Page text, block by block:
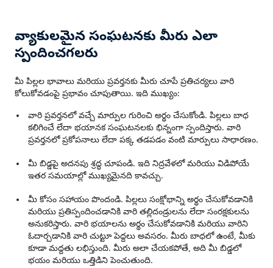
వ్యాకులమైన సంఘటనకు మీరు ఎలా
స్పందించగలరు
మీ పిల్లల భావాలు మరియు ప్రవర్తనకు మీరు చూపే ప్రతిచర్యలు వారి
కోలుకోవడంపై ప్రభావం చూపుతాయి. ఇది ముఖ్యం:
వారి ప్రవర్తనలో వచ్చే మార్పుల గురించి అర్థం చేసుకోండి. పిల్లలు బాధ
కలిగించే లేదా భయానక సంఘటనలకు భిన్నంగా స్పందిస్తారు. వారి
ప్రవర్తనలో ప్రకోపనాలు లేదా పక్క తడపడం వంటి మార్పులు సాధారణం.
మీ బిడ్డపై అదనపు శ్రద్ధ చూపండి. ఇది నిద్రవేళలో మరియు విడిపోయే
ఇతర సమయాల్లో ముఖ్యమైనది కావచ్చు.
మీ కోసం సహాయం పొందండి. పిల్లలు సంక్షోభాన్ని అర్థం చేసుకోవడానికి
మరియు ప్రతిస్పందించడానికి వారి తల్లిదండ్రులను లేదా సంరక్షకులను
అనుకరిస్తారు. వారి భయాలను అర్థం చేసుకోవడానికి మరియు వారిని
ఓదార్చడానికి వారి చుట్టూ పెద్దలు అవసరం. మీరు బాధలో ఉంటే, మీకు
కూడా మద్దతు లభిస్తుంది. మీరు అలా చేయకపోతే, అది మీ బిడ్డలో
భయం మరియు ఒత్తిడిని పెంచుతుంది.